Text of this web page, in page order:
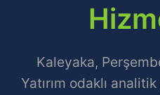
Kaleyaka,
Yatırım odaklı